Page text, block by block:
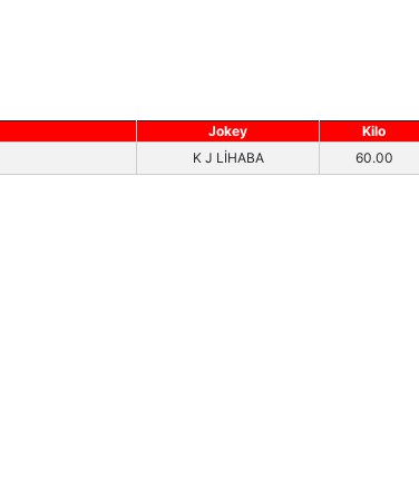
Jokey Kilo
K J LİHABA 60.00